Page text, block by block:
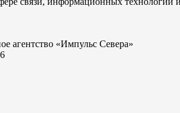
агентство «Импульс Севера»